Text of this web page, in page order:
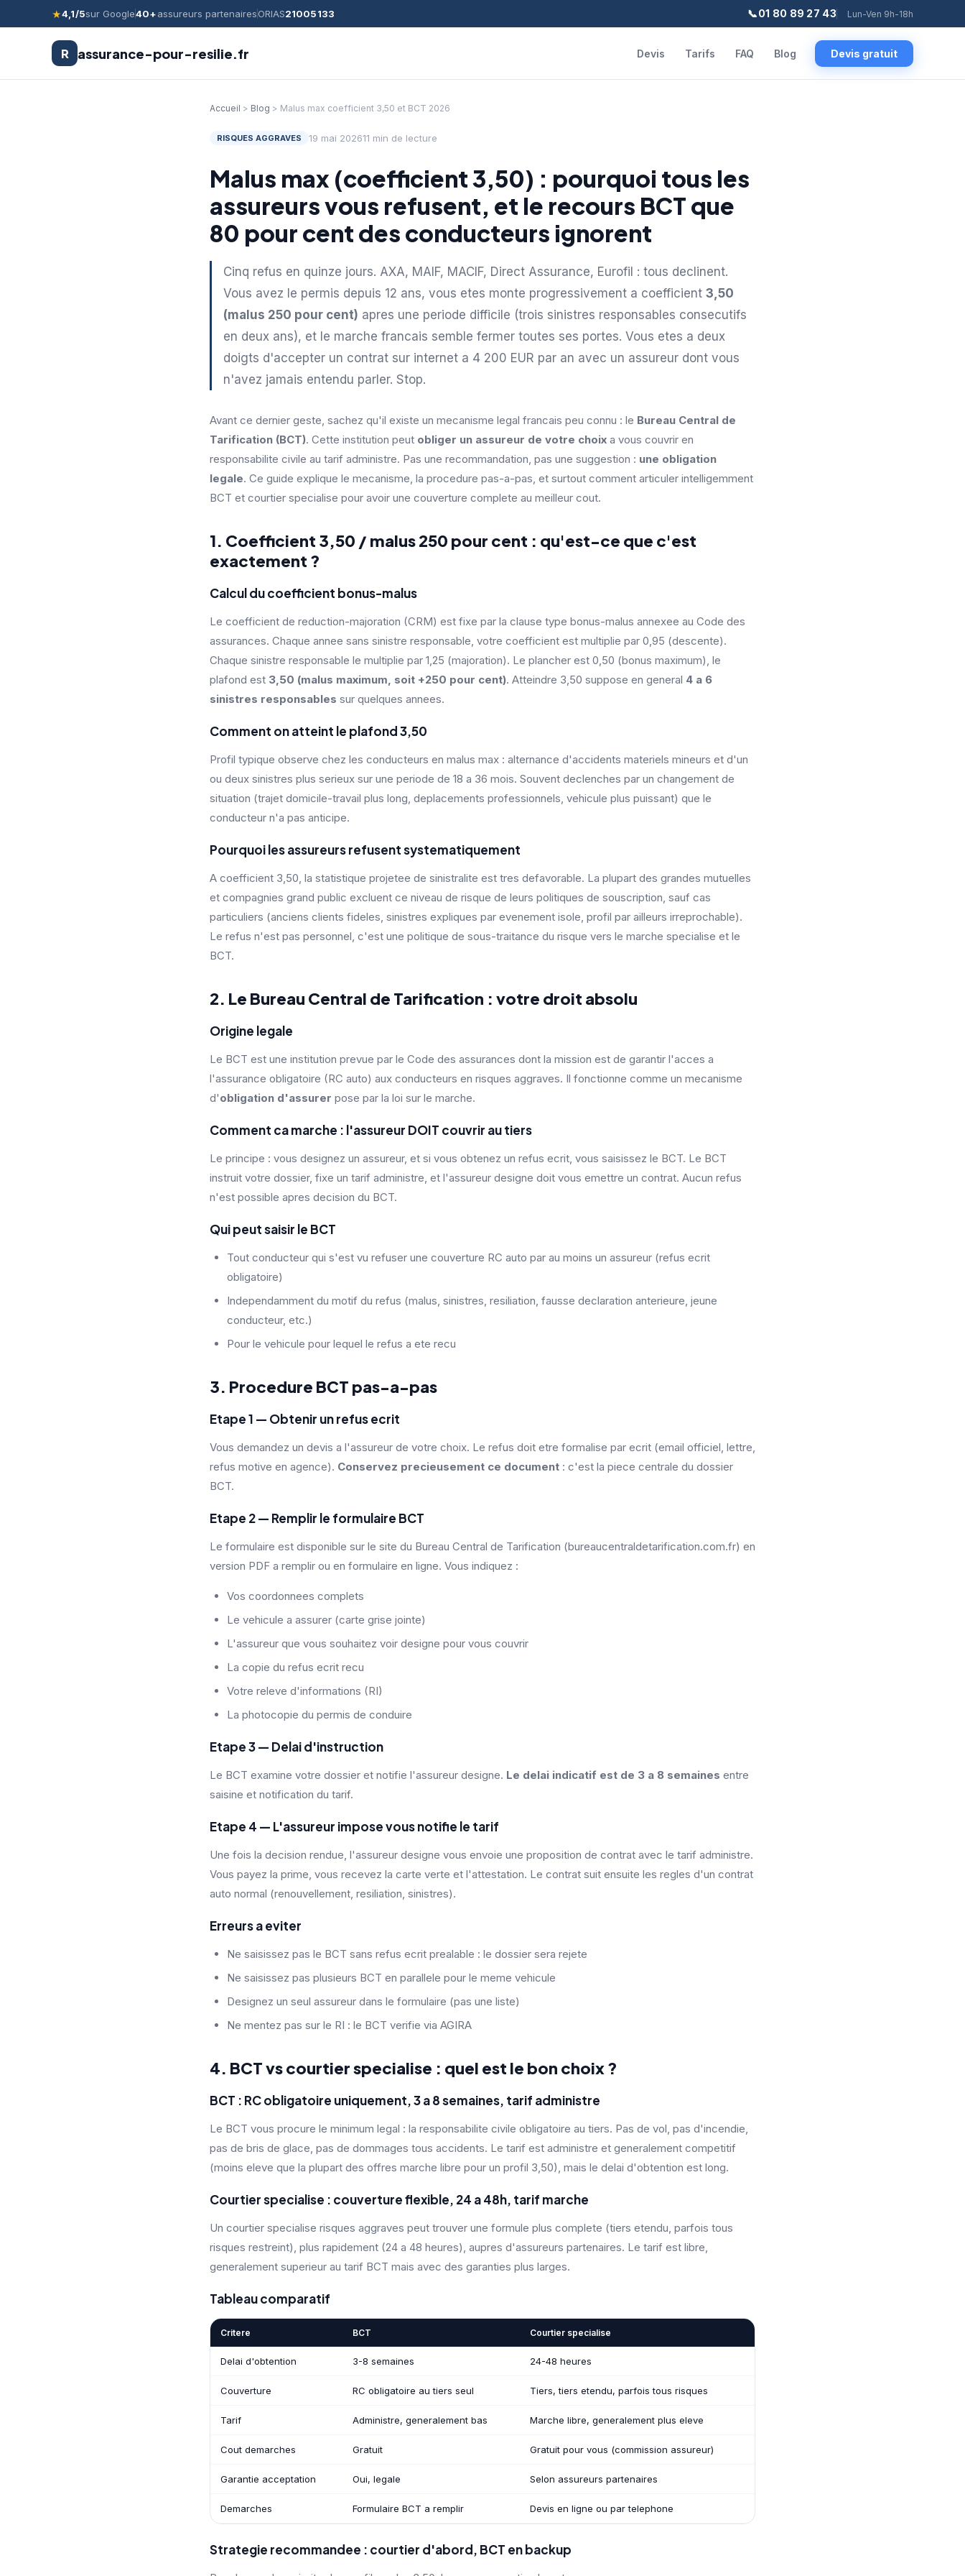
★4,1/5sur Google40+assureurs partenairesORIAS21005133 📞01 80 89 27 43 Lun-Ven 9h-18h
R assurance-pour-resilie.fr Devis Tarifs FAQ Blog Devis gratuit
Accueil > Blog > Malus max coefficient 3,50 et BCT 2026
RISQUES AGGRAVES 19 mai 202611 min de lecture
Malus max (coefficient 3,50) : pourquoi tous les
assureurs vous refusent, et le recours BCT que
80 pour cent des conducteurs ignorent
Cinq refus en quinze jours. AXA, MAIF, MACIF, Direct Assurance, Eurofil : tous declinent.
Vous avez le permis depuis 12 ans, vous etes monte progressivement a coefficient 3,50
(malus 250 pour cent) apres une periode difficile (trois sinistres responsables consecutifs
en deux ans), et le marche francais semble fermer toutes ses portes. Vous etes a deux
doigts d'accepter un contrat sur internet a 4 200 EUR par an avec un assureur dont vous
n'avez jamais entendu parler. Stop.
Avant ce dernier geste, sachez qu'il existe un mecanisme legal francais peu connu : le Bureau Central de
Tarification (BCT). Cette institution peut obliger un assureur de votre choix a vous couvrir en
responsabilite civile au tarif administre. Pas une recommandation, pas une suggestion : une obligation
legale. Ce guide explique le mecanisme, la procedure pas-a-pas, et surtout comment articuler intelligemment
BCT et courtier specialise pour avoir une couverture complete au meilleur cout.
1. Coefficient 3,50 / malus 250 pour cent : qu'est-ce que c'est
exactement ?
Calcul du coefficient bonus-malus
Le coefficient de reduction-majoration (CRM) est fixe par la clause type bonus-malus annexee au Code des
assurances. Chaque annee sans sinistre responsable, votre coefficient est multiplie par 0,95 (descente).
Chaque sinistre responsable le multiplie par 1,25 (majoration). Le plancher est 0,50 (bonus maximum), le
plafond est 3,50 (malus maximum, soit +250 pour cent). Atteindre 3,50 suppose en general 4 a 6
sinistres responsables sur quelques annees.
Comment on atteint le plafond 3,50
Profil typique observe chez les conducteurs en malus max : alternance d'accidents materiels mineurs et d'un
ou deux sinistres plus serieux sur une periode de 18 a 36 mois. Souvent declenches par un changement de
situation (trajet domicile-travail plus long, deplacements professionnels, vehicule plus puissant) que le
conducteur n'a pas anticipe.
Pourquoi les assureurs refusent systematiquement
A coefficient 3,50, la statistique projetee de sinistralite est tres defavorable. La plupart des grandes mutuelles
et compagnies grand public excluent ce niveau de risque de leurs politiques de souscription, sauf cas
particuliers (anciens clients fideles, sinistres expliques par evenement isole, profil par ailleurs irreprochable).
Le refus n'est pas personnel, c'est une politique de sous-traitance du risque vers le marche specialise et le
BCT.
2. Le Bureau Central de Tarification : votre droit absolu
Origine legale
Le BCT est une institution prevue par le Code des assurances dont la mission est de garantir l'acces a
l'assurance obligatoire (RC auto) aux conducteurs en risques aggraves. Il fonctionne comme un mecanisme
d'obligation d'assurer pose par la loi sur le marche.
Comment ca marche : l'assureur DOIT couvrir au tiers
Le principe : vous designez un assureur, et si vous obtenez un refus ecrit, vous saisissez le BCT. Le BCT
instruit votre dossier, fixe un tarif administre, et l'assureur designe doit vous emettre un contrat. Aucun refus
n'est possible apres decision du BCT.
Qui peut saisir le BCT
Tout conducteur qui s'est vu refuser une couverture RC auto par au moins un assureur (refus ecrit
obligatoire)
Independamment du motif du refus (malus, sinistres, resiliation, fausse declaration anterieure, jeune
conducteur, etc.)
Pour le vehicule pour lequel le refus a ete recu
3. Procedure BCT pas-a-pas
Etape 1 — Obtenir un refus ecrit
Vous demandez un devis a l'assureur de votre choix. Le refus doit etre formalise par ecrit (email officiel, lettre,
refus motive en agence). Conservez precieusement ce document : c'est la piece centrale du dossier
BCT.
Etape 2 — Remplir le formulaire BCT
Le formulaire est disponible sur le site du Bureau Central de Tarification (bureaucentraldetarification.com.fr) en
version PDF a remplir ou en formulaire en ligne. Vous indiquez :
Vos coordonnees complets
Le vehicule a assurer (carte grise jointe)
L'assureur que vous souhaitez voir designe pour vous couvrir
La copie du refus ecrit recu
Votre releve d'informations (RI)
La photocopie du permis de conduire
Etape 3 — Delai d'instruction
Le BCT examine votre dossier et notifie l'assureur designe. Le delai indicatif est de 3 a 8 semaines entre
saisine et notification du tarif.
Etape 4 — L'assureur impose vous notifie le tarif
Une fois la decision rendue, l'assureur designe vous envoie une proposition de contrat avec le tarif administre.
Vous payez la prime, vous recevez la carte verte et l'attestation. Le contrat suit ensuite les regles d'un contrat
auto normal (renouvellement, resiliation, sinistres).
Erreurs a eviter
Ne saisissez pas le BCT sans refus ecrit prealable : le dossier sera rejete
Ne saisissez pas plusieurs BCT en parallele pour le meme vehicule
Designez un seul assureur dans le formulaire (pas une liste)
Ne mentez pas sur le RI : le BCT verifie via AGIRA
4. BCT vs courtier specialise : quel est le bon choix ?
BCT : RC obligatoire uniquement, 3 a 8 semaines, tarif administre
Le BCT vous procure le minimum legal : la responsabilite civile obligatoire au tiers. Pas de vol, pas d'incendie,
pas de bris de glace, pas de dommages tous accidents. Le tarif est administre et generalement competitif
(moins eleve que la plupart des offres marche libre pour un profil 3,50), mais le delai d'obtention est long.
Courtier specialise : couverture flexible, 24 a 48h, tarif marche
Un courtier specialise risques aggraves peut trouver une formule plus complete (tiers etendu, parfois tous
risques restreint), plus rapidement (24 a 48 heures), aupres d'assureurs partenaires. Le tarif est libre,
generalement superieur au tarif BCT mais avec des garanties plus larges.
Tableau comparatif
Critere BCT Courtier specialise
Delai d'obtention 3-8 semaines 24-48 heures
Couverture RC obligatoire au tiers seul Tiers, tiers etendu, parfois tous risques
Tarif Administre, generalement bas Marche libre, generalement plus eleve
Cout demarches Gratuit Gratuit pour vous (commission assureur)
Garantie acceptation Oui, legale Selon assureurs partenaires
Demarches Formulaire BCT a remplir Devis en ligne ou par telephone
Strategie recommandee : courtier d'abord, BCT en backup